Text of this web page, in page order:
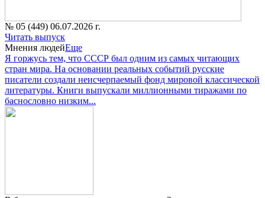
№ 05 (449) 06.07.2026 г.
Читать выпуск
Мнения людейЕще
Я горжусь тем, что СССР был одним из самых читающих
стран мира. На основании реальных событий русские
писатели создали неисчерпаемый фонд мировой классической
литературы. Книги выпускали миллионными тиражами по
баснословно низким...